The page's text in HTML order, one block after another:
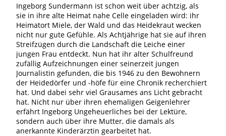
Ingeborg Sundermann ist schon weit über achtzig, als
sie in ihre alte Heimat nahe Celle eingeladen wird: ihr
Heimatort Miele, der Wald und das Heidekraut wecken
nicht nur gute Gefühle. Als Achtjährige hat sie auf ihren
Streifzügen durch die Landschaft die Leiche einer
jungen Frau entdeckt. Nun hat ihr alter Schulfreund
zufällig Aufzeichnungen einer seinerzeit jungen
Journalistin gefunden, die bis 1946 zu den Bewohnern
der Heidedörfer und -höfe für eine Chronik recherchiert
hat. Und dabei sehr viel Grausames ans Licht gebracht
hat. Nicht nur über ihren ehemaligen Geigenlehrer
erfährt Ingeborg Ungeheuerliches bei der Lektüre,
sondern auch über ihre Mutter, die damals als
anerkannte Kinderärztin gearbeitet hat.